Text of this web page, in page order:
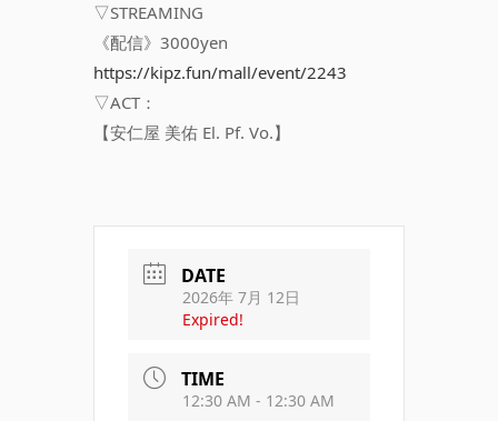
▽STREAMING
《配信》3000yen
https://kipz.fun/mall/event/2243
▽ACT：
【安仁屋 美佑 El. Pf. Vo.】
DATE
2026年 7月 12日
Expired!
TIME
12:30 AM - 12:30 AM